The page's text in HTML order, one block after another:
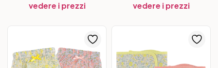
vedere i prezzi
vedere i prezzi